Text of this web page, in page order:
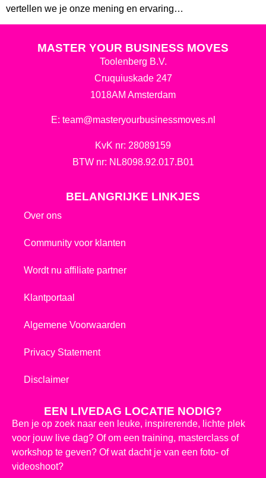
vertellen we je onze mening en ervaring…
MASTER YOUR BUSINESS MOVES
Toolenberg B.V.
Cruquiuskade 247
1018AM Amsterdam
E: team@masteryourbusinessmoves.nl
KvK nr: 28089159
BTW nr: NL8098.92.017.B01
BELANGRIJKE LINKJES
Over ons
Community voor klanten
Wordt nu affiliate partner
Klantportaal
Algemene Voorwaarden
Privacy Statement
Disclaimer
EEN LIVEDAG LOCATIE NODIG?
Ben je op zoek naar een leuke, inspirerende, lichte plek
voor jouw live dag? Of om een training, masterclass of
workshop te geven? Of wat dacht je van een foto- of
videoshoot?